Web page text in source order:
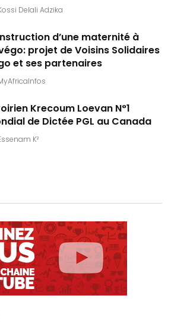
Delali Adzika
d’une maternité à
projet de Voisins Solidaires
et ses partenaires
Krecoum Loevan N°1
de Dictée PGL au Canada
K²